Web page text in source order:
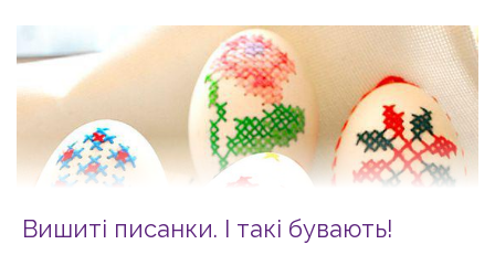
Вишиті писанки. І такі бувають!